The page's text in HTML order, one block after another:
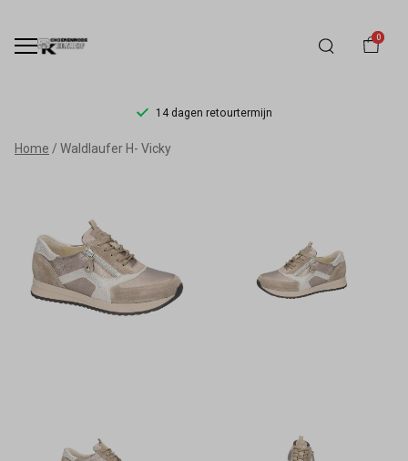
0
14 dagen retourtermijn
Waldläufer
Damesschoen
Wijdte
Home Waldlaufer H- Vicky